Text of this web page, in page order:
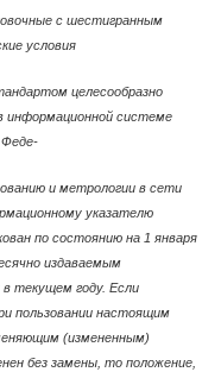
с шестигранным
условия
целесообразно
информационной системе
Феде-
и метрологии в сети
указателю
по состоянию на 1 января
издаваемым
текущем году. Если
пользовании настоящим
(измененным)
без замены, то положение,